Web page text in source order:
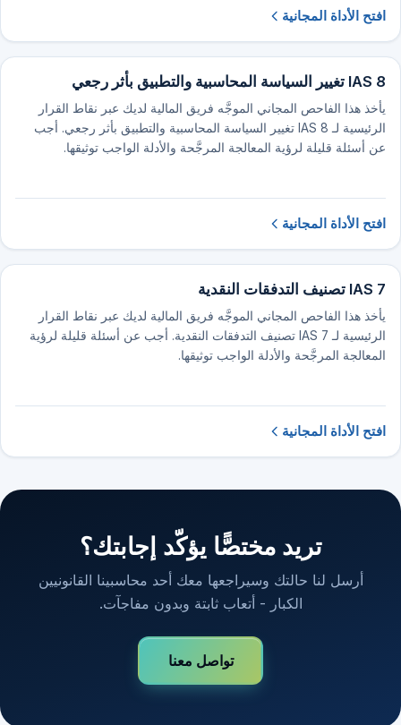
افتح الأداة المجانية
IAS 8 تغيير السياسة المحاسبية والتطبيق بأثر رجعي
يأخذ هذا الفاحص المجاني الموجَّه فريق المالية لديك عبر نقاط القرار
الرئيسية لـ IAS 8 تغيير السياسة المحاسبية والتطبيق بأثر رجعي. أجب
عن أسئلة قليلة لرؤية المعالجة المرجَّحة والأدلة الواجب توثيقها.
افتح الأداة المجانية
IAS 7 تصنيف التدفقات النقدية
يأخذ هذا الفاحص المجاني الموجَّه فريق المالية لديك عبر نقاط القرار
الرئيسية لـ IAS 7 تصنيف التدفقات النقدية. أجب عن أسئلة قليلة لرؤية
المعالجة المرجَّحة والأدلة الواجب توثيقها.
افتح الأداة المجانية
تريد مختصًّا يؤكّد إجابتك؟
أرسل لنا حالتك وسيراجعها معك أحد محاسبينا القانونيين
الكبار - أتعاب ثابتة وبدون مفاجآت.
تواصل معنا